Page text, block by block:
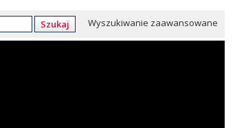
Szukaj Wyszukiwanie zaawansowane